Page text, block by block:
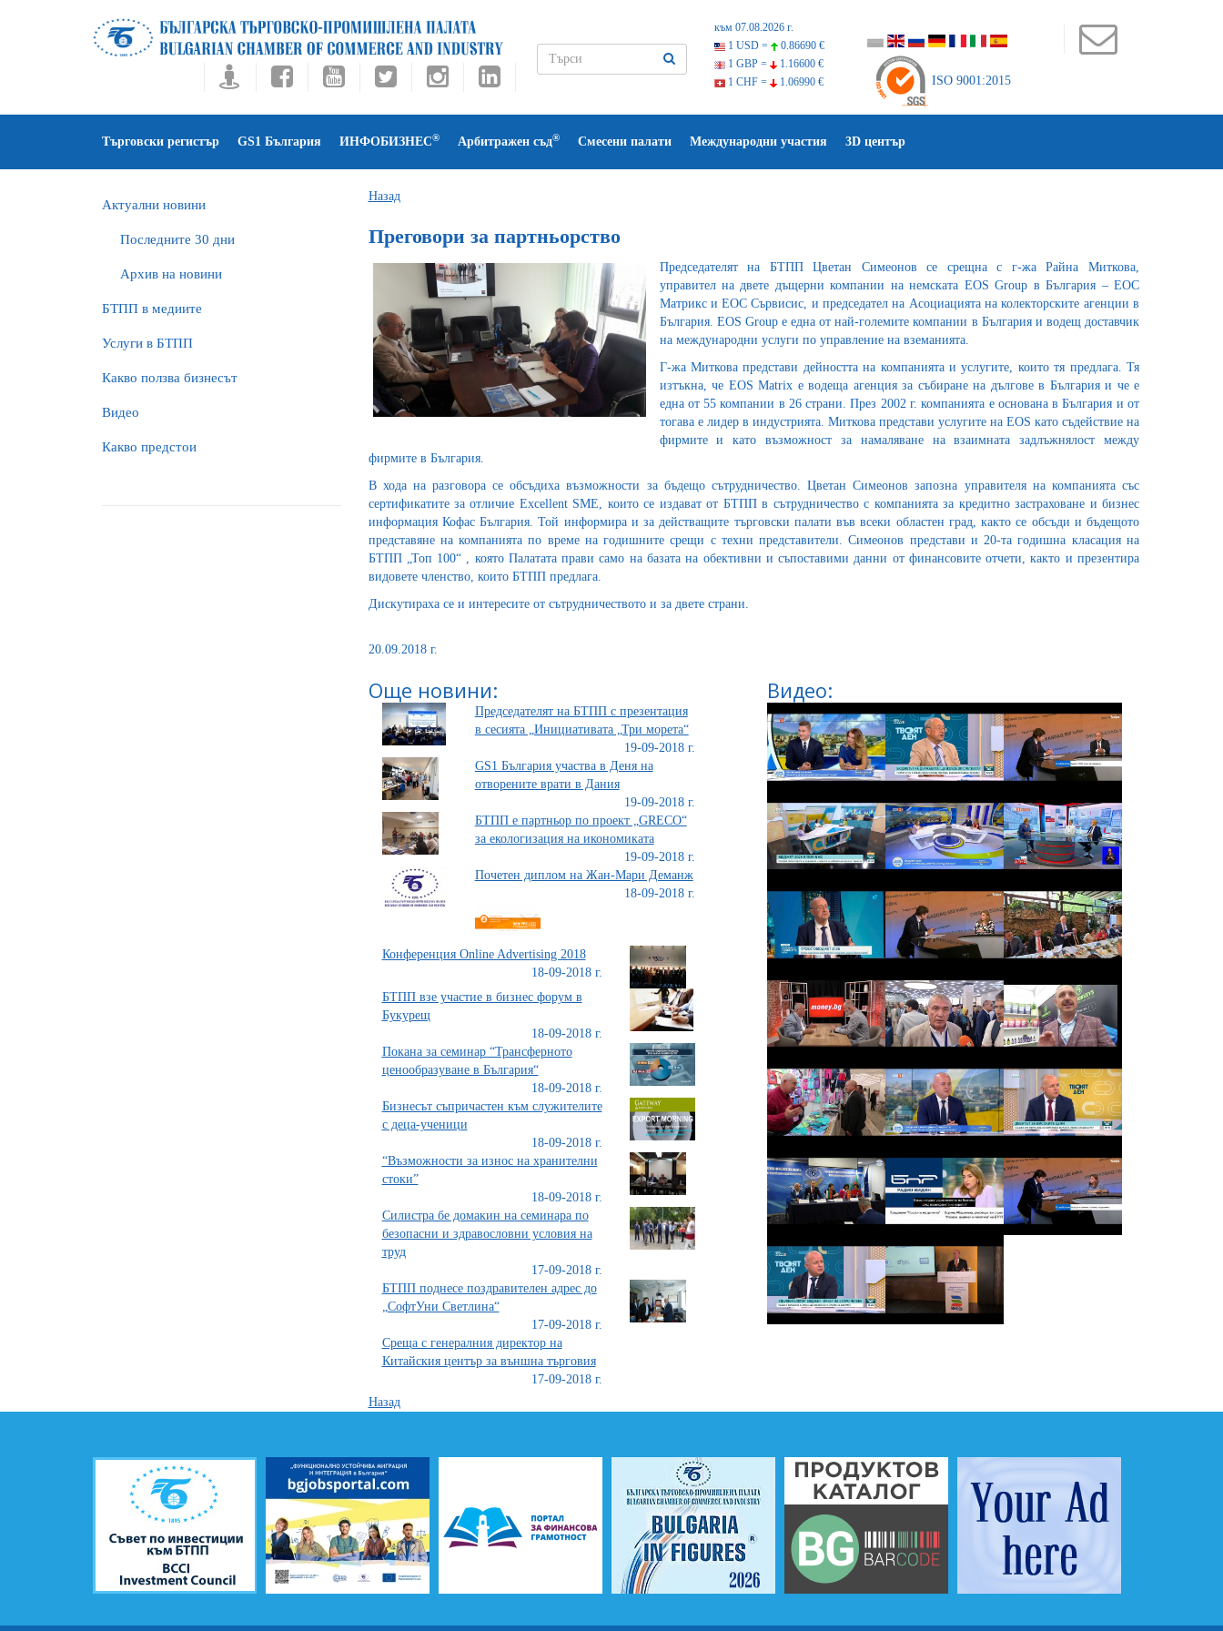
към 07.08.2026 г.
1 USD =
0.86690 €
1 GBP =
1.16600 €
1 CHF =
1.06990 € ISO 9001:2015
Търговски регистър GS1 България ИНФОБИЗНЕС® Арбитражен съд® Смесени палати Международни участия 3D център
Актуални новини
Последните 30 дни
Архив на новини
БTПП в медиите
Услуги в БТПП
Какво ползва бизнесът
Видео
Какво предстои
Назад
Преговори за партньорство
Председателят на БТПП Цветан Симеонов се срещна с г-жа Райна Миткова,
управител на двете дъщерни компании на немската EOS Group в България – ЕОС
Матрикс и ЕОС Сървисис, и председател на Асоциацията на колекторските агенции в
България. EOS Group е една от най-големите компании в България и водещ доставчик
на международни услуги по управление на вземанията.
Г-жа Миткова представи дейността на компанията и услугите, които тя предлага. Тя
изтъкна, че EOS Matrix е водеща агенция за събиране на дългове в България и че е
една от 55 компании в 26 страни. През 2002 г. компанията е основана в България и от
тогава е лидер в индустрията. Миткова представи услугите на EOS като съдействие на
фирмите и като възможност за намаляване на взаимната задлъжнялост между
фирмите в България.
В хода на разговора се обсъдиха възможности за бъдещо сътрудничество. Цветан Симеонов запозна управителя на компанията със
сертификатите за отличие Excellent SME, които се издават от БТПП в сътрудничество с компанията за кредитно застраховане и бизнес
информация Кофас България. Той информира и за действащите търговски палати във всеки областен град, както се обсъди и бъдещото
представяне на компанията по време на годишните срещи с техни представители. Симеонов представи и 20-та годишна класация на
БТПП „Топ 100“ , която Палатата прави само на базата на обективни и съпоставими данни от финансовите отчети, както и презентира
видовете членство, които БТПП предлага.
Дискутираха се и интересите от сътрудничеството и за двете страни.
20.09.2018 г.
Още новини:
Председателят на БТПП с презентация
в сесията „Инициативата „Три морета“
19-09-2018 г.
GS1 България участва в Деня на
отворените врати в Дания
19-09-2018 г.
БТПП е партньор по проект „GRECO“
за екологизация на икономиката
19-09-2018 г.
Почетен диплом на Жан-Мари Деманж
18-09-2018 г.
Конференция Online Advertising 2018
18-09-2018 г.
БТПП взе участие в бизнес форум в
Букурещ
18-09-2018 г.
Покана за семинар “Трансферното
ценообразуване в България“
18-09-2018 г.
Бизнесът съпричастен към служителите
с деца-ученици
18-09-2018 г.
“Възможности за износ на хранителни
стоки”
18-09-2018 г.
Силистра бе домакин на семинара по
безопасни и здравословни условия на
труд
17-09-2018 г.
БТПП поднесе поздравителен адрес до
„СофтУни Светлина“
17-09-2018 г.
Среща с генералния директор на
Китайския център за външна търговия
17-09-2018 г.
Видео:
Назад